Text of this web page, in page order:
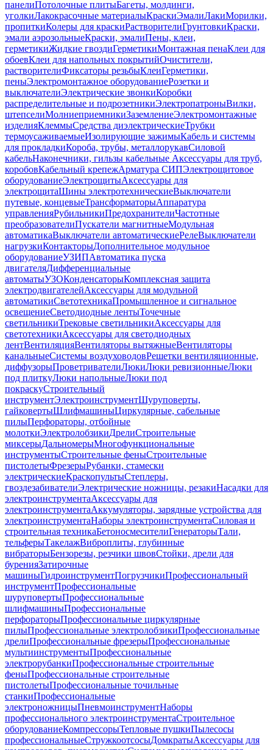
панелиПотолочные плитыБагеты, молдинги,
уголкиЛакокрасочные материалыКраскиЭмалиЛакиМорилки,
пропиткиКолеры для краскиРастворителиГрунтовкиКраски,
эмали аэрозольныеКраски, эмалиПены, клеи,
герметикиЖидкие гвоздиГерметикиМонтажная пенаКлеи для
обоевКлеи для напольных покрытийОчистители,
растворителиФиксаторы резьбыКлеиГерметики,
пеныЭлектромонтажное оборудованиеРозетки и
выключателиЭлектрические звонкиКоробки
распределительные и подрозетникиЭлектропатроныВилки,
штепселиМолниеприемникиЗаземлениеЭлектромонтажные
изделияКлеммыСредства диэлектрическиеТрубки
термоусаживаемыеИзолирующие зажимыКабель и системы
для прокладкиКороба, трубы, металлорукавСиловой
кабельНаконечники, гильзы кабельные Аксессуары для труб,
коробовКабельный крепежАрматура СИПЭлектрощитовое
оборудованиеЭлектрощитыАксессуары для
электрощитаШины электротехническиеВыключатели
путевые, концевыеТрансформаторыАппаратура
управленияРубильникиПредохранителиЧастотные
преобразователиПускатели магнитныеМодульная
автоматикаВыключатели автоматическиеРелеВыключатели
нагрузкиКонтакторыДополнительное модульное
оборудованиеУЗИПАвтоматика пуска
двигателяДифференциальные
автоматыУЗОКонденсаторыКомплексная защита
электродвигателейАксессуары для модульной
автоматикиСветотехникаПромышленное и сигнальное
освещениеСветодиодные лентыТочечные
светильникиТрековые светильникиАксессуары для
светотехникиАксессуары для светодиодных
лентВентиляцияВентиляторы вытяжныеВентиляторы
канальныеСистемы воздуховодовРешетки вентиляционные,
диффузорыПроветривателиЛюкиЛюки ревизионныеЛюки
под плиткуЛюки напольныеЛюки под
покраскуСтроительный
инструментЭлектроинструментШуруповерты,
гайковертыШлифмашиныЦиркулярные, сабельные
пилыПерфораторы, отбойные
молоткиЭлектролобзикиДрелиСтроительные
миксерыДальномерыМногофункциональные
инструментыСтроительные феныСтроительные
пистолетыФрезерыРубанки, стамески
электрическиеКраскопультыСтеплеры,
гвоздезабивателиЭлектрические ножницы, резакиНасадки для
электроинструментаАксессуары для
электроинструментаАккумуляторы, зарядные устройства для
электроинструментаНаборы электроинструментаСиловая и
строительная техникаБетоносмесителиГенераторыТали,
тельферыТакелажВиброплиты, глубинные
вибраторыБензорезы, резчики швовСтойки, дрели для
буренияЗатирочные
машиныГидроинструментПогрузчикиПрофессиональный
инструментПрофессиональные
шуруповертыПрофессиональные
шлифмашиныПрофессиональные
перфораторыПрофессиональные циркулярные
пилыПрофессиональные электролобзикиПрофессиональные
дрелиПрофессиональные фрезерыПрофессиональные
мультиинструментыПрофессиональные
электрорубанкиПрофессиональные строительные
феныПрофессиональные строительные
пистолетыПрофессиональные точильные
станкиПрофессиональные
электроножницыПневмоинструментНаборы
профессионального электроинструментаСтроительное
оборудованиеКомпрессорыТепловые пушкиПылесосы
профессиональныеСтружкоотсосыДомкратыАксессуары для